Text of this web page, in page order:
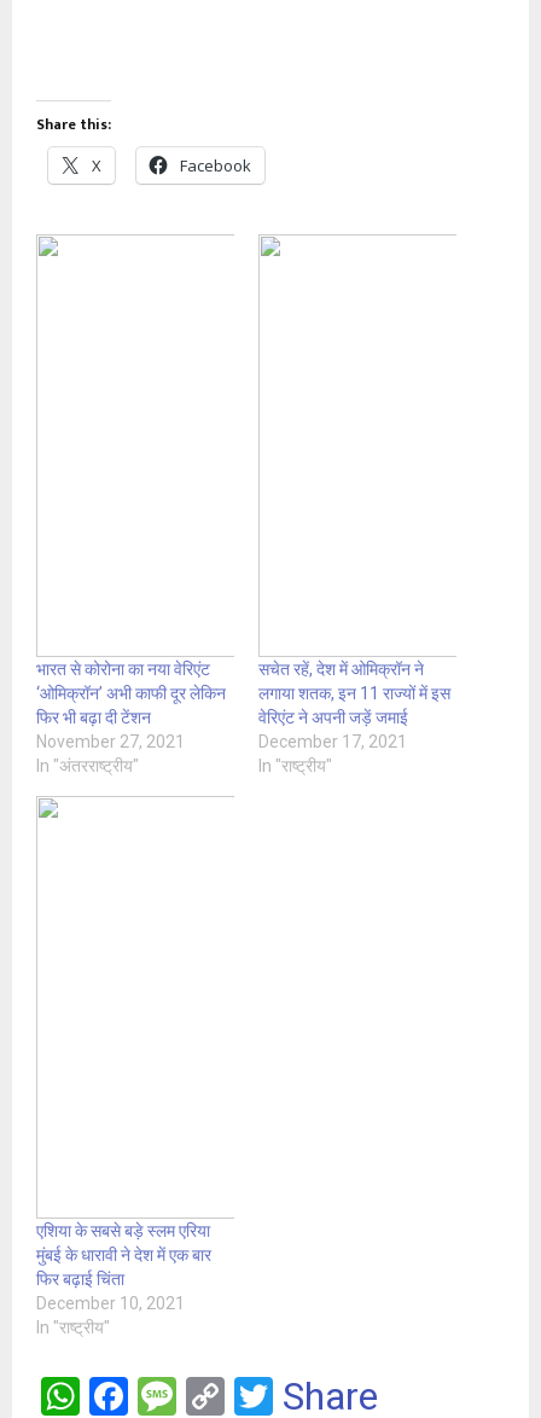
Share this:
X Facebook
भारत से कोरोना का नया वेरिएंट
‘ओमिक्रॉन’ अभी काफी दूर लेकिन
फिर भी बढ़ा दी टेंशन
November 27, 2021
In "अंतरराष्ट्रीय"
सचेत रहें, देश में ओमिक्रॉन ने
लगाया शतक, इन 11 राज्यों में इस
वेरिएंट ने अपनी जड़ें जमाई
December 17, 2021
In "राष्ट्रीय"
एशिया के सबसे बड़े स्लम एरिया
मुंबई के धारावी ने देश में एक बार
फिर बढ़ाई चिंता
December 10, 2021
In "राष्ट्रीय"
W F
M C
T
Share